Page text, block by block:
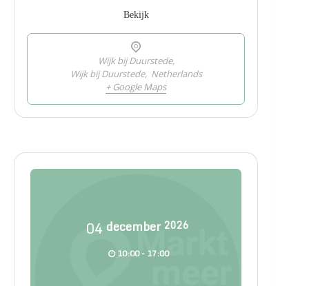
Bekijk
Wijk bij Duurstede,
Wijk bij Duurstede, Netherlands
+ Google Maps
04 december 2026
10:00 - 17:00